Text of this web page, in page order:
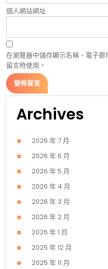
個人網站網址
在瀏覽器中儲存顯示名稱、電子
留言時使用。
Archives
2026 年 7 月
2026 年 6 月
2026 年 5 月
2026 年 4 月
2026 年 3 月
2026 年 2 月
2026 年 1 月
2025 年 12 月
2025 年 11 月